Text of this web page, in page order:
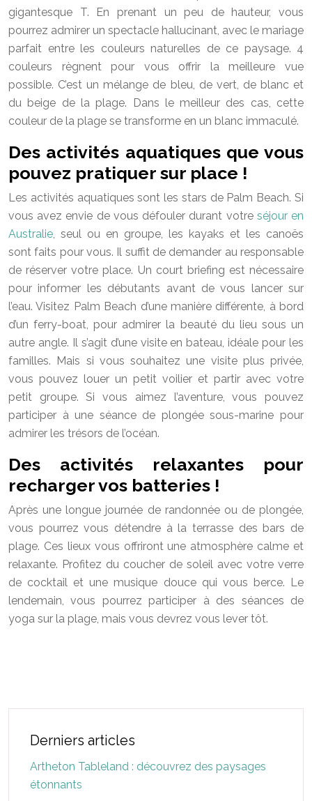
gigantesque T. En prenant un peu de hauteur, vous
pourrez admirer un spectacle hallucinant, avec le mariage
parfait entre les couleurs naturelles de ce paysage. 4
couleurs règnent pour vous offrir la meilleure vue
possible. C’est un mélange de bleu, de vert, de blanc et
du beige de la plage. Dans le meilleur des cas, cette
couleur de la plage se transforme en un blanc immaculé.
Des activités aquatiques que vous
pouvez pratiquer sur place !
Les activités aquatiques sont les stars de Palm Beach. Si
vous avez envie de vous défouler durant votre séjour en
Australie, seul ou en groupe, les kayaks et les canoës
sont faits pour vous. Il suffit de demander au responsable
de réserver votre place. Un court briefing est nécessaire
pour informer les débutants avant de vous lancer sur
l’eau. Visitez Palm Beach d’une manière différente, à bord
d’un ferry-boat, pour admirer la beauté du lieu sous un
autre angle. Il s’agit d’une visite en bateau, idéale pour les
familles. Mais si vous souhaitez une visite plus privée,
vous pouvez louer un petit voilier et partir avec votre
petit groupe. Si vous aimez l’aventure, vous pouvez
participer à une séance de plongée sous-marine pour
admirer les trésors de l’océan.
Des activités relaxantes pour
recharger vos batteries !
Après une longue journée de randonnée ou de plongée,
vous pourrez vous détendre à la terrasse des bars de
plage. Ces lieux vous offriront une atmosphère calme et
relaxante. Profitez du coucher de soleil avec votre verre
de cocktail et une musique douce qui vous berce. Le
lendemain, vous pourrez participer à des séances de
yoga sur la plage, mais vous devrez vous lever tôt.
Derniers articles
Artheton Tableland : découvrez des paysages
étonnants